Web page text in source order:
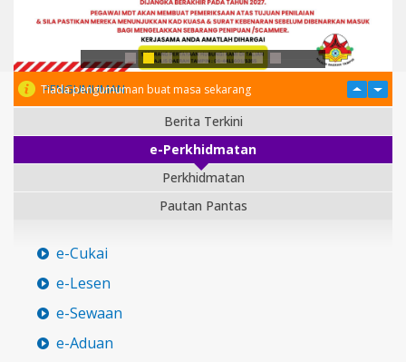
PENGUMUMAN
Tiada pengumuman buat masa sekarang
Berita Terkini
e-Perkhidmatan
Perkhidmatan
Pautan Pantas
e-Cukai
e-Lesen
e-Sewaan
e-Aduan